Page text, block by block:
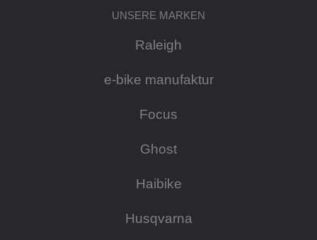
UNSERE MARKEN
Raleigh
e-bike manufaktur
Focus
Ghost
Haibike
Husqvarna